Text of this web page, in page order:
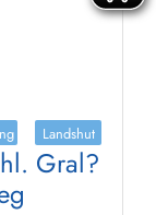
Landshut
Gral?